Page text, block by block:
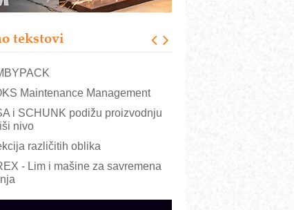
tekstovi
i odgovornog građenja
pretvarača sa tečnim
Maintenance Management
i SCHUNK podižu proizvodnju
nivo
različitih oblika
- Lim i mašine za savremena
plast d.o.o.- vaš pouzdan